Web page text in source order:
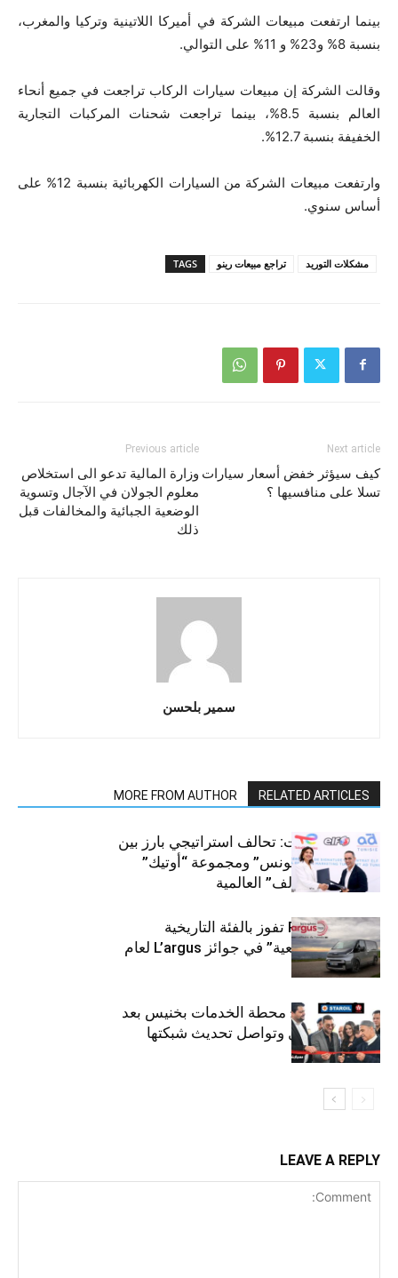
بينما ارتفعت مبيعات الشركة في أميركا اللاتينية وتركيا والمغرب،
بنسبة 8% و23% و 11% على التوالي.
وقالت الشركة إن مبيعات سيارات الركاب تراجعت في جميع أنحاء
العالم بنسبة 8.5%، بينما تراجعت شحنات المركبات التجارية
الخفيفة بنسبة 12.7%.
وارتفعت مبيعات الشركة من السيارات الكهربائية بنسبة 12% على
أساس سنوي.
TAGS تراجع مبيعات رينو مشكلات التوريد
Previous article
وزارة المالية تدعو الى استخلاص
معلوم الجولان في الآجال وتسوية
الوضعية الجبائية والمخالفات قبل
ذلك
Next article
كيف سيؤثر خفض أسعار سيارات
تسلا على منافسيها ؟
سمير بلحسن
RELATED ARTICLES
MORE FROM AUTHOR
قطاع السيارات: تحالف استراتيجي بارز بين
“توتال إنرجيز تونس” ومجموعة “أوتيك”
لتوزيع زيوت “إلف” العالمية
كيا PV5 Cargo تفوز بالفئة التاريخية
“للمركبات النفعية” في جوائز L’argus لعام
2026
ستارأويل تفتتح محطة الخدمات بخنيس بعد
تجديدهابالكامل وتواصل تحديث شبكتها
LEAVE A REPLY